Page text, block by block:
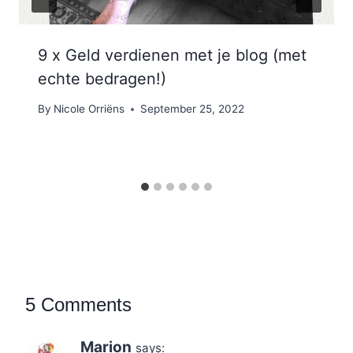
9 x Geld verdienen met je blog (met
echte bedragen!)
By Nicole Orriëns September 25, 2022
5 Comments
Marion says: